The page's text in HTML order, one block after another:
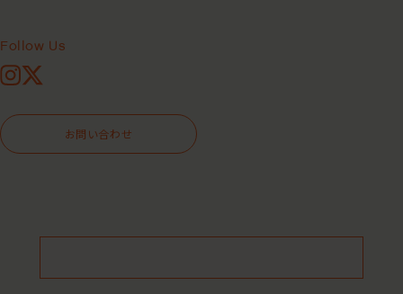
Follow Us
Instagram
X
お問い合わせ
946mL